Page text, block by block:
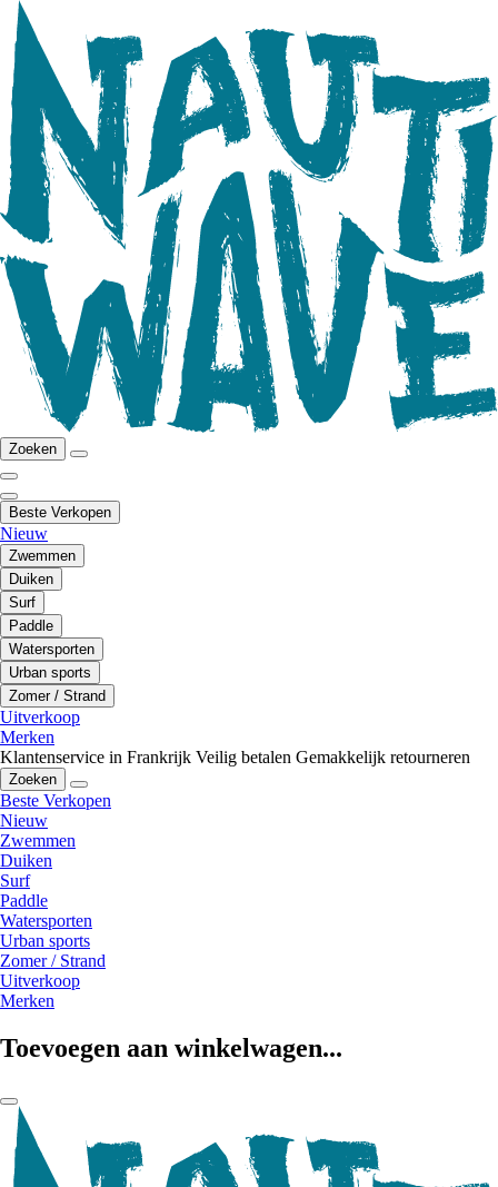
Zoeken
Beste Verkopen
Nieuw
Zwemmen
Duiken
Surf
Paddle
Watersporten
Urban sports
Zomer / Strand
Uitverkoop
Merken
Klantenservice in Frankrijk Veilig betalen Gemakkelijk retourneren
Zoeken
Beste Verkopen
Nieuw
Zwemmen
Duiken
Surf
Paddle
Watersporten
Urban sports
Zomer / Strand
Uitverkoop
Merken
Toevoegen aan winkelwagen...